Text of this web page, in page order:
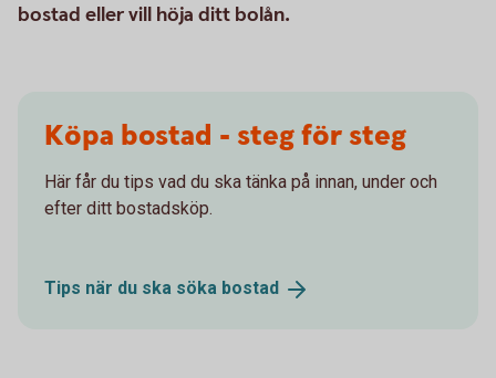
bostad eller vill höja ditt bolån.
Köpa bostad - steg för steg
Här får du tips vad du ska tänka på innan, under och
efter ditt bostadsköp.
Tips när du ska söka bostad